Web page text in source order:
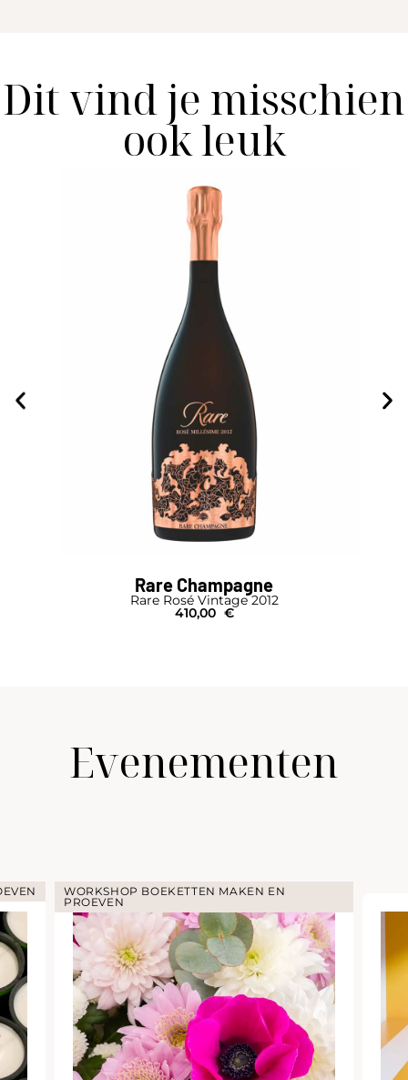
Dit vind je misschien
ook leuk
Rare Champagne
Rare Rosé Vintage 2012
410,00 €
Evenementen
WORKSHOP BOEKETTEN MAKEN EN
PROEVEN